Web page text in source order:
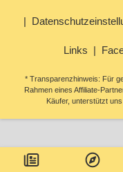
Links
* Transparenzhinweis: Für
Rahmen eines Affiliate-
Käufer, unterstützt